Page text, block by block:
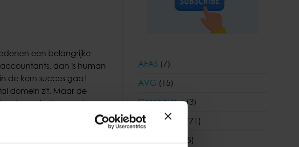
een belangrijke
dan is human
de kern succes gaat
domein zit. Maar de
de marketing van je
als de
AFAS (7)
AVG (15)
Coronavirus(3)
Coronavirus
(71)
(55)